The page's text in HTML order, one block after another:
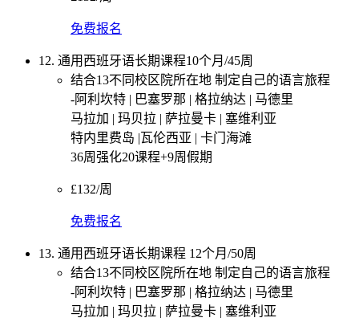
免费报名
12. 通用西班牙语长期课程10个月/45周
结合13不同校区院所在地 制定自己的语言旅程
-阿利坎特 | 巴塞罗那 | 格拉纳达 | 马德里
马拉加 | 玛贝拉 | 萨拉曼卡 | 塞维利亚
特内里费岛 |瓦伦西亚 | 卡门海滩
36周强化20课程+9周假期
£132/周
免费报名
13. 通用西班牙语长期课程 12个月/50周
结合13不同校区院所在地 制定自己的语言旅程
-阿利坎特 | 巴塞罗那 | 格拉纳达 | 马德里
马拉加 | 玛贝拉 | 萨拉曼卡 | 塞维利亚